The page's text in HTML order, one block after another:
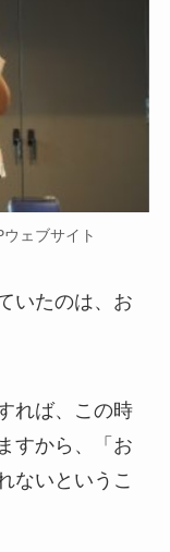
ェブサイト
いたのは、お
れば、この時
すから、「お
ないというこ